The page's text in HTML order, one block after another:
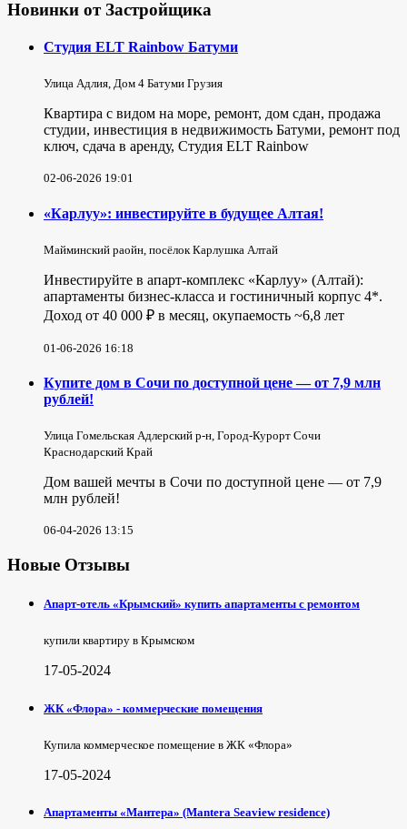
Новинки от Застройщика
Студия ELT Rainbow Батуми
Улица Адлия, Дом 4 Батуми Грузия
Квартира с видом на море, ремонт, дом сдан, продажа
студии, инвестиция в недвижимость Батуми, ремонт под
ключ, сдача в аренду, Студия ELT Rainbow
02-06-2026 19:01
«Карлуу»: инвестируйте в будущее Алтая!
Майминский раойн, посёлок Карлушка Алтай
Инвестируйте в апарт-комплекс «Карлуу» (Алтай):
апартаменты бизнес-класса и гостиничный корпус 4*.
Доход от 40 000 ₽ в месяц, окупаемость ~6,8 лет
01-06-2026 16:18
Купите дом в Сочи по доступной цене — от 7,9 млн
рублей!
Улица Гомельская Адлерский р-н, Город-Курорт Сочи
Краснодарский Край
Дом вашей мечты в Сочи по доступной цене — от 7,9
млн рублей!
06-04-2026 13:15
Новые Отзывы
Апарт-отель «Крымский» купить апартаменты с ремонтом
купили квартиру в Крымском
17-05-2024
ЖК «Флора» - коммерческие помещения
Купила коммерческое помещение в ЖК «Флора»
17-05-2024
Апартаменты «Мантера» (Mantera Seaview rеsidence)